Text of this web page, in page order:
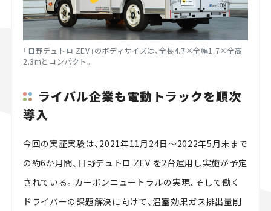
「日野デュトロ ZEV」のボディサイズは、全長4.7×全幅1.7×全高
2.3mとコンパクト。
ライバル企業も電動トラックを順次
導入
今回の実証実験は、2021年11月24日～2022年5月末まで
の約6か月間、日野デュトロ ZEV を2台運用し実施が予定
されている。カーボンニュートラルの実現、そして働く
ドライバーの課題解決に向けて、温室効果ガス排出量削